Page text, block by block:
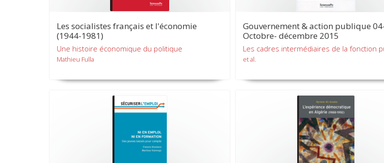
Les socialistes français et l'économie
(1944-1981)
Une histoire économique du politique
Mathieu Fulla
Gouvernement & action publique
Octobre- décembre 2015
Les cadres intermédiaires de la fonction
et al.